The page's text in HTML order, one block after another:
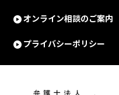
オンライン相談のご案内
プライバシーポリシー